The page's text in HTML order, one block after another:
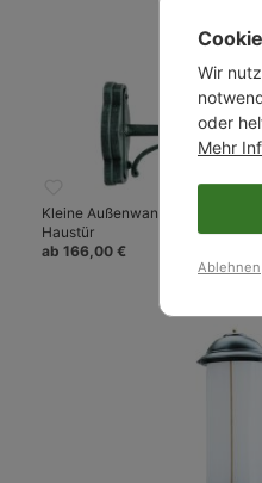
Kleine Außenwandlaterne aus
Haustür
ab 166,00 €
Wir
oder
Mehr
Ablehnen